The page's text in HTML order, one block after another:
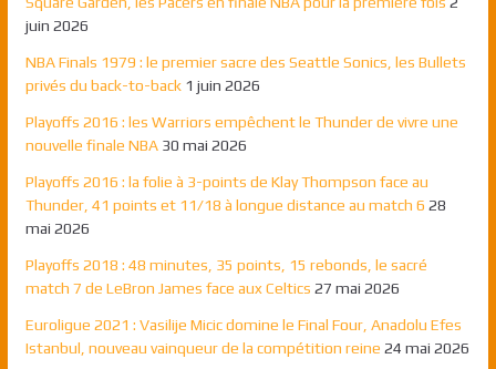
juin 2026
NBA Finals 1979 : le premier sacre des Seattle Sonics, les Bullets
privés du back-to-back 1 juin 2026
Playoffs 2016 : les Warriors empêchent le Thunder de vivre une
nouvelle finale NBA 30 mai 2026
Playoffs 2016 : la folie à 3-points de Klay Thompson face au
Thunder, 41 points et 11/18 à longue distance au match 6 28
mai 2026
Playoffs 2018 : 48 minutes, 35 points, 15 rebonds, le sacré
match 7 de LeBron James face aux Celtics 27 mai 2026
Euroligue 2021 : Vasilije Micic domine le Final Four, Anadolu Efes
Istanbul, nouveau vainqueur de la compétition reine 24 mai 2026